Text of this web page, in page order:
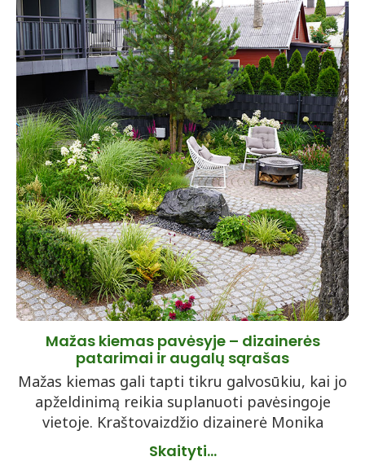
Mažas kiemas pavėsyje – dizainerės
patarimai ir augalų sąrašas
Mažas kiemas gali tapti tikru galvosūkiu, kai jo
apželdinimą reikia suplanuoti pavėsingoje
vietoje. Kraštovaizdžio dizainerė Monika
Skaityti...